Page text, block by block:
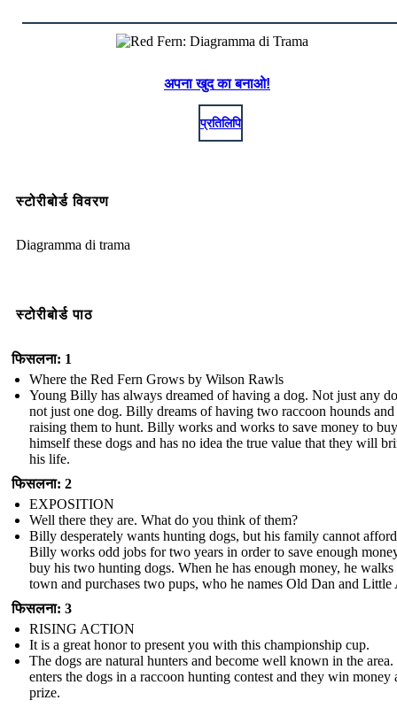
अपना खुद का बनाओ!
प्रतिलिपि
स्टोरीबोर्ड विवरण
Diagramma di trama
स्टोरीबोर्ड पाठ
फिसलना: 1
Where the Red Fern Grows by Wilson Rawls
Young Billy has always dreamed of having a dog. Not just any
not just one dog. Billy dreams of having two raccoon hounds and
raising them to hunt. Billy works and works to save money to buy
himself these dogs and has no idea the true value that they will
his life.
फिसलना: 2
EXPOSITION
Well there they are. What do you think of them?
Billy desperately wants hunting dogs, but his family cannot
Billy works odd jobs for two years in order to save enough
buy his two hunting dogs. When he has enough money, he
town and purchases two pups, who he names Old Dan and Little
फिसलना: 3
RISING ACTION
It is a great honor to present you with this championship cup.
The dogs are natural hunters and become well known in the
enters the dogs in a raccoon hunting contest and they win money
prize.